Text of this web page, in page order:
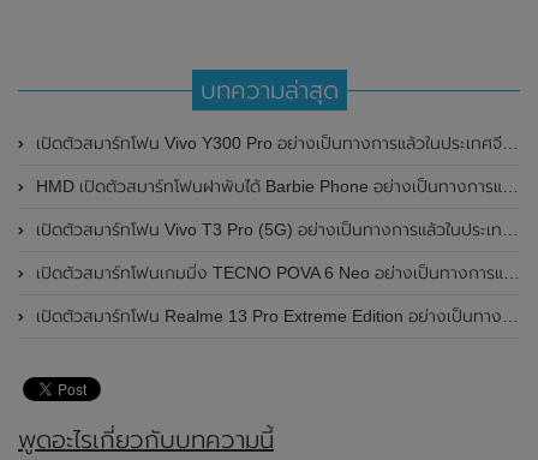
บทความล่าสุด
เปิดตัวสมาร์ทโฟน Vivo Y300 Pro อย่างเป็นทางการแล้วในประเทศจีน มาพร้อมดีไซน์พรีเมี่ยม ทนทาน และแบตเตอรี่สุดอึดขนาดใหญ่ 6,500mAh พร้อมรองรับการชาร์จไว 80W
HMD เปิดตัวสมาร์ทโฟนฝาพับได้ Barbie Phone อย่างเป็นทางการแล้ว มาพร้อมธีมสีชมพูสดใส
เปิดตัวสมาร์ทโฟน Vivo T3 Pro (5G) อย่างเป็นทางการแล้วในประเทศอินเดีย
เปิดตัวสมาร์ทโฟนเกมมิ่ง TECNO POVA 6 Neo อย่างเป็นทางการแล้วในประเทศไทย ในราคา 8,499 บาท
เปิดตัวสมาร์ทโฟน Realme 13 Pro Extreme Edition อย่างเป็นทางการแล้วในประเทศจีน
พูดอะไรเกี่ยวกับบทความนี้